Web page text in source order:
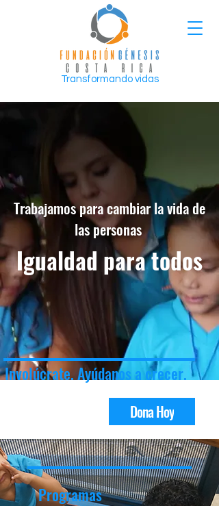
Transformando vidas
Trabajamos para cambiar la vida de
las personas
Igualdad para todos
Involúcrate. Ayúdanos a crecer.
Dona Hoy
Programas